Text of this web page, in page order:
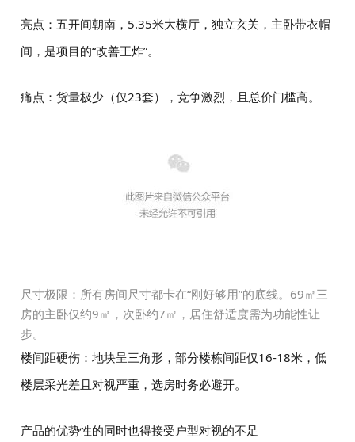
亮点：五开间朝南，5.35米大横厅，独立玄关，主卧带衣帽
间，是项目的“改善王炸”。
痛点：货量极少（仅23套），竞争激烈，且总价门槛高。
尺寸极限：所有房间尺寸都卡在“刚好够用”的底线。69㎡三
房的主卧仅约9㎡，次卧约7㎡，居住舒适度需为功能性让
步。
楼间距硬伤：地块呈三角形，部分楼栋间距仅16-18米，低
楼层采光差且对视严重，选房时务必避开。
产品的优势性的同时也得接受户型对视的不足